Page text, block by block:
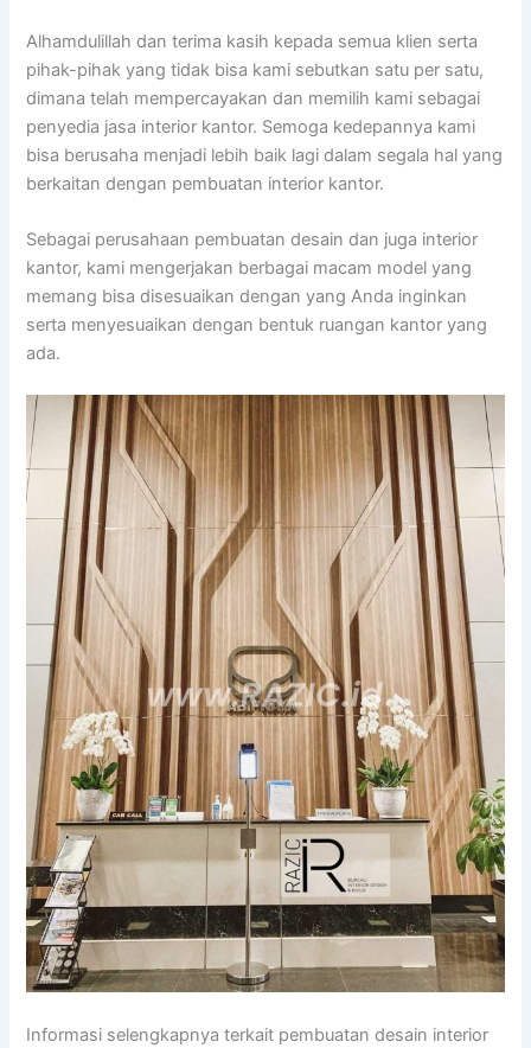
Alhamdulillah dan terima kasih kepada semua klien serta
pihak-pihak yang tidak bisa kami sebutkan satu per satu,
dimana telah mempercayakan dan memilih kami sebagai
penyedia jasa interior kantor. Semoga kedepannya kami
bisa berusaha menjadi lebih baik lagi dalam segala hal yang
berkaitan dengan pembuatan interior kantor.
Sebagai perusahaan pembuatan desain dan juga interior
kantor, kami mengerjakan berbagai macam model yang
memang bisa disesuaikan dengan yang Anda inginkan
serta menyesuaikan dengan bentuk ruangan kantor yang
ada.
Informasi selengkapnya terkait pembuatan desain interior